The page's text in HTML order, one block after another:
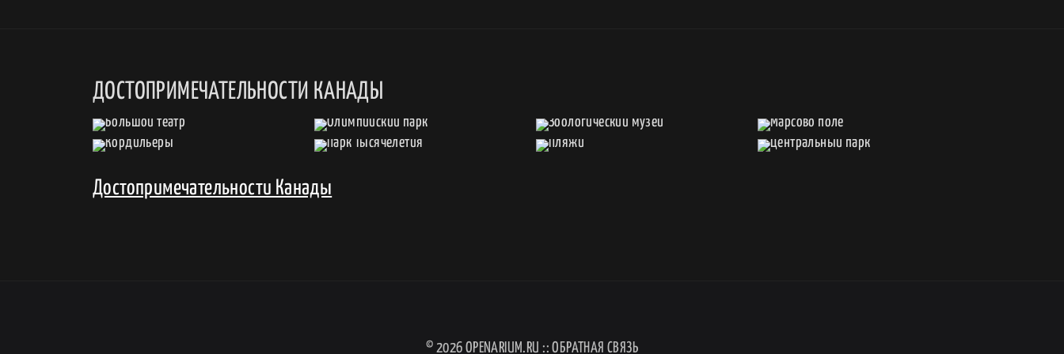
ДОСТОПРИМЕЧАТЕЛЬНОСТИ КАНАДЫ
Достопримечательности Канады
© 2026 OPENARIUM.RU ::ОБРАТНАЯ СВЯЗЬ